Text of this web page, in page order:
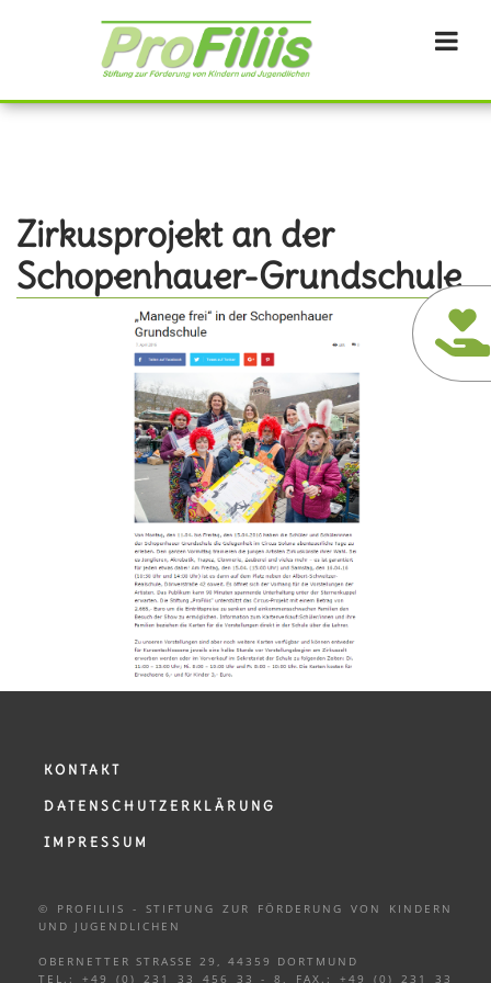
Zirkusprojekt an der
Schopenhauer-Grundschule
KONTAKT
DATENSCHUTZERKLÄRUNG
IMPRESSUM
© PROFILIIS - STIFTUNG ZUR FÖRDERUNG VON KINDERN
UND JUGENDLICHEN
OBERNETTER STRASSE 29, 44359 DORTMUND
TEL.: +49 (0) 231 33 456 33 - 8, FAX.: +49 (0) 231 33